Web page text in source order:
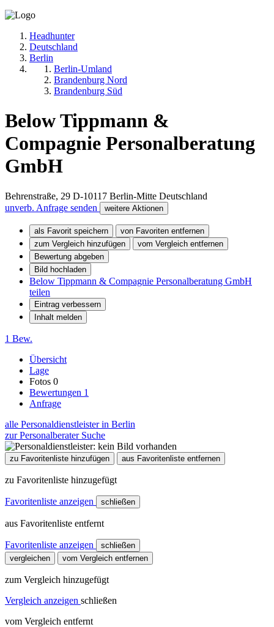
Headhunter
Deutschland
Berlin
Berlin-Umland
Brandenburg Nord
Brandenburg Süd
Below Tippmann &
Compagnie Personalberatung
GmbH
Behrenstraße, 29 D-10117 Berlin-Mitte Deutschland
unverb. Anfrage senden
weitere Aktionen
als Favorit speichern
von Favoriten entfernen
zum Vergleich hinzufügen
vom Vergleich entfernen
Bewertung abgeben
Bild hochladen
Below Tippmann & Compagnie Personalberatung GmbH
teilen
Eintrag verbessern
Inhalt melden
1 Bew.
Übersicht
Lage
Fotos 0
Bewertungen 1
Anfrage
alle Personaldienstleister in Berlin
zur Personalberater Suche
zu Favoritenliste hinzufügen aus Favoritenliste entfernen
zu Favoritenliste hinzugefügt
Favoritenliste anzeigen schließen
aus Favoritenliste entfernt
Favoritenliste anzeigen
schließen
vergleichen
vom Vergleich entfernen
zum Vergleich hinzugefügt
Vergleich anzeigen schließen
vom Vergleich entfernt